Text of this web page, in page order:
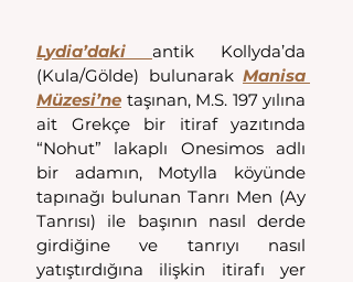
Lydia’daki antik Kollyda’da
(Kula/Gölde) bulunarak Manisa
Müzesi’ne taşınan, M.S. 197 yılına
ait Grekçe bir itiraf yazıtında
“Nohut” lakaplı Onesimos adlı
bir adamın, Motylla köyünde
tapınağı bulunan Tanrı Men (Ay
Tanrısı) ile başının nasıl derde
girdiğine ve tanrıyı nasıl
yatıştırdığına ilişkin itirafı yer